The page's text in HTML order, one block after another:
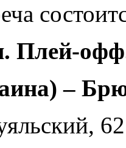
Плей-
–